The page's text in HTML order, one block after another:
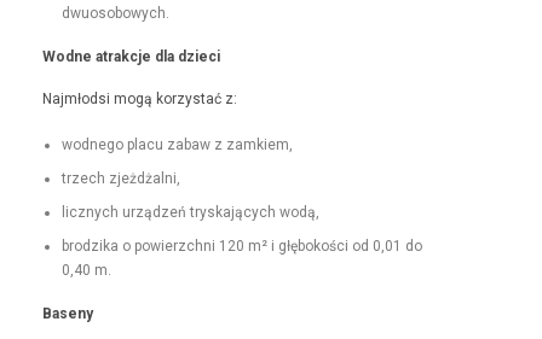
dwuosobowych.
Wodne atrakc­je dla dzieci
Najmłod­si mogą korzys­tać z:
wod­nego placu zabaw z zamkiem,
trzech zjeżdżal­ni,
licznych urządzeń tryska­ją­cych wodą,
brodzi­ka o powierzch­ni 120 m² i głębokoś­ci od 0,01 do
0,40 m.
Base­ny